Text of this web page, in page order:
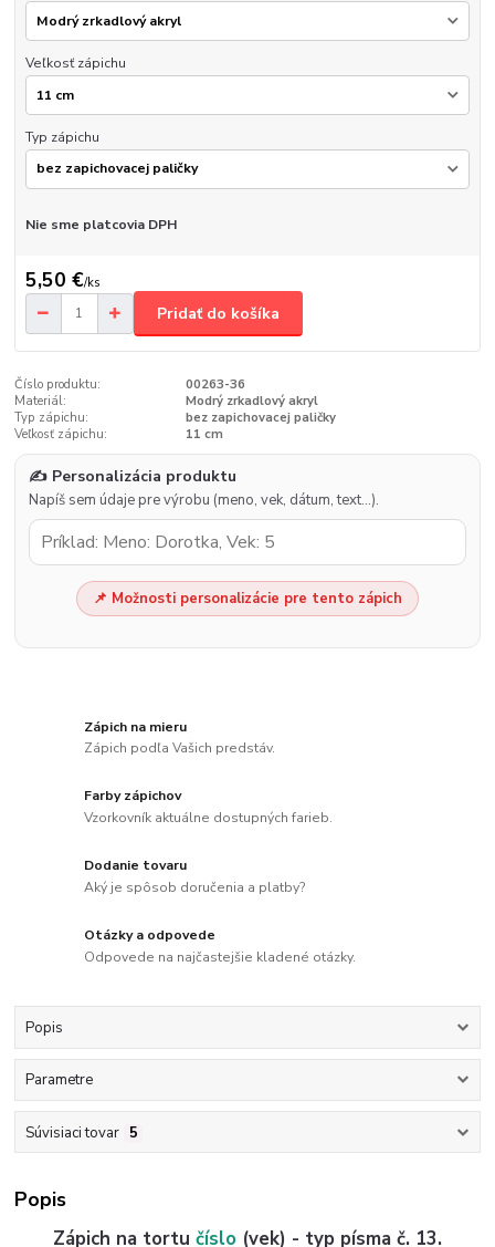
Veľkosť zápichu
Typ zápichu
Nie sme platcovia DPH
5,50 €/ks
Pridať do košíka
Číslo produktu:
00263-36
Materiál:
Modrý zrkadlový akryl
Typ zápichu:
bez zapichovacej paličky
Veľkosť zápichu:
11 cm
✍️ Personalizácia produktu
Napíš sem údaje pre výrobu (meno, vek, dátum, text…).
📌 Možnosti personalizácie pre tento zápich
Zápich na mieru
Zápich podľa Vašich predstáv.
Farby zápichov
Vzorkovník aktuálne dostupných farieb.
Dodanie tovaru
Aký je spôsob doručenia a platby?
Otázky a odpovede
Odpovede na najčastejšie kladené otázky.
Popis
Parametre
Súvisiaci tovar 5
Popis
Zápich na tortu číslo (vek) - typ písma č. 13.